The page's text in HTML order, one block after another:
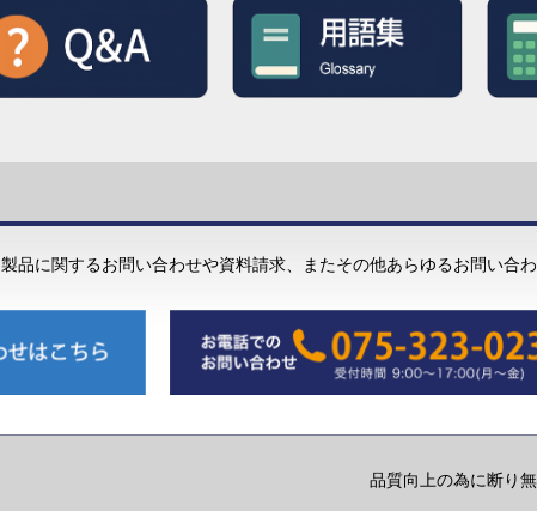
製品に関するお問い合わせや資料請求、またその他あらゆるお問い合
品質向上の為に断り